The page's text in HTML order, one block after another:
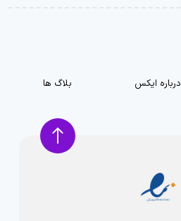
درباره ایکس
بلاگ ها